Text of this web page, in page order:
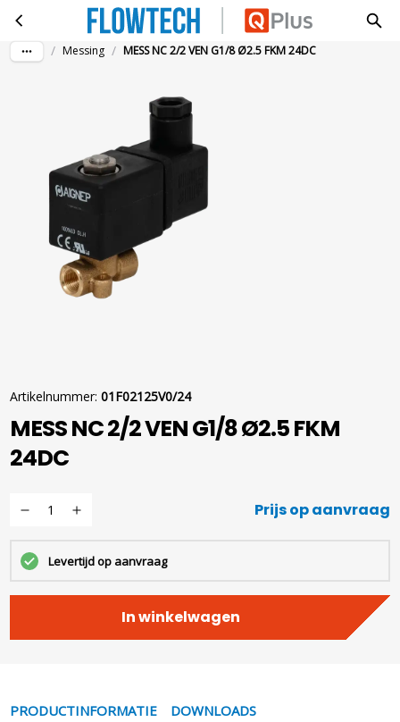
Ga naar hoofdinhoudMESS NC 2/2 VEN G1/8 Ø2.5 FKM 24DC
/ Messing / MESS NC 2/2 VEN G1/8 Ø2.5 FKM 24DC
Artikelnummer: 01F02125V0/24
MESS NC 2/2 VEN G1/8 Ø2.5 FKM
24DC
Prijs op aanvraag
Levertijd op aanvraag
In winkelwagen
PRODUCTINFORMATIE DOWNLOADS